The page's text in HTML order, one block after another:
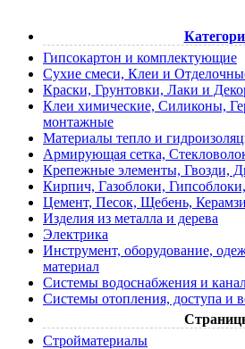
Гипсокартон и комплектующие
Сухие смеси, Клеи и
Краски, Грунтовки, Лаки и
Клеи химические, Силиконы,
монтажные
Материалы тепло и
Армирующая сетка,
Крепежные элементы, Гвозди,
Кирпич, Газоблоки,
Цемент, Песок, Щебень,
Изделия из металла и дерева
Электрика
Инструмент, оборудование,
материал
Системы водоснабжения и
Системы отопления, доступа и
Cтройматериалы